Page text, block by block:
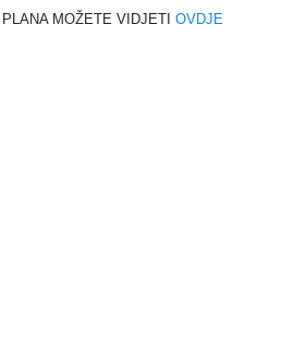
MOŽETE VIDJETI OVDJE